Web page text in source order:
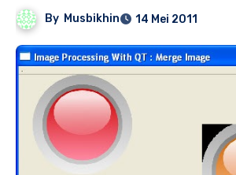
By Musbikhin 14 Mei 2011